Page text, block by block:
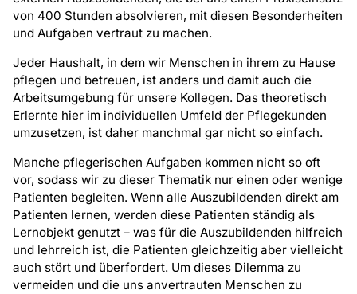
von 400 Stunden absolvieren, mit diesen Besonderheiten
und Aufgaben vertraut zu machen.
Jeder Haushalt, in dem wir Menschen in ihrem zu Hause
pflegen und betreuen, ist anders und damit auch die
Arbeitsumgebung für unsere Kollegen. Das theoretisch
Erlernte hier im individuellen Umfeld der Pflegekunden
umzusetzen, ist daher manchmal gar nicht so einfach.
Manche pflegerischen Aufgaben kommen nicht so oft
vor, sodass wir zu dieser Thematik nur einen oder wenige
Patienten begleiten. Wenn alle Auszubildenden direkt am
Patienten lernen, werden diese Patienten ständig als
Lernobjekt genutzt – was für die Auszubildenden hilfreich
und lehrreich ist, die Patienten gleichzeitig aber vielleicht
auch stört und überfordert. Um dieses Dilemma zu
vermeiden und die uns anvertrauten Menschen zu